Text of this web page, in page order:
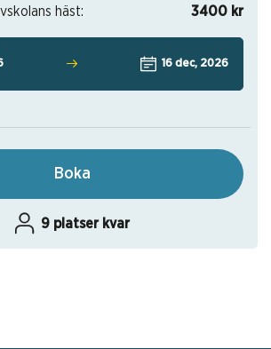
häst: 3400 kr
16 dec, 2026
Boka
9 platser kvar